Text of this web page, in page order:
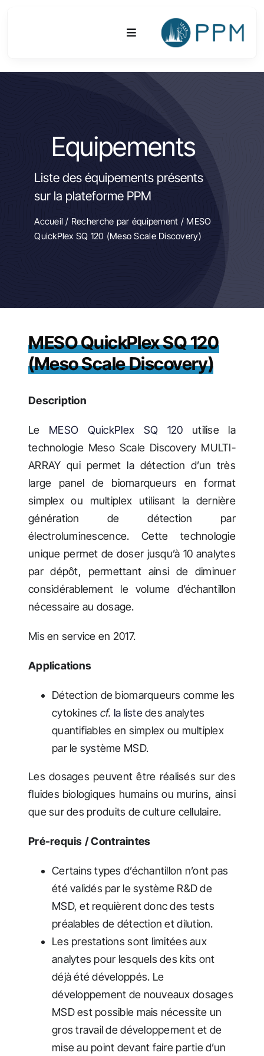
Toggle
Navigation
Equipements & Technologies
R&D
Equipements
Liste des équipements présents
sur la plateforme PPM
Accueil / Recherche par équipement / MESO
QuickPlex SQ 120 (Meso Scale Discovery)
MESO QuickPlex SQ 120
(Meso Scale Discovery)
Description
Le MESO QuickPlex SQ 120 utilise la
technologie Meso Scale Discovery MULTI-
ARRAY qui permet la détection d’un très
large panel de biomarqueurs en format
simplex ou multiplex utilisant la dernière
génération de détection par
électroluminescence. Cette technologie
unique permet de doser jusqu’à 10 analytes
par dépôt, permettant ainsi de diminuer
considérablement le volume d’échantillon
nécessaire au dosage.
Mis en service en 2017.
Applications
Détection de biomarqueurs comme les
cytokines cf. la listedes analytes
quantifiables en simplex ou multiplex
par le système MSD.
Les dosages peuvent être réalisés sur des
fluides biologiques humains ou murins, ainsi
que sur des produits de culture cellulaire.
Pré-requis / Contraintes
Certains types d’échantillon n’ont pas
été validés par le système R&D de
MSD, et requièrent donc des tests
préalables de détection et dilution.
Les prestations sont limitées aux
analytes pour lesquels des kits ont
déjà été développés. Le
développement de nouveaux dosages
MSD est possible mais nécessite un
gros travail de développement et de
mise au point devant faire partie d’un